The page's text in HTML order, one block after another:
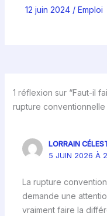
12 juin 2024 / Emploi
1 réflexion sur “Faut-il
rupture conventionnelle
LORRAIN
5 JUIN 2026 À
La rupture
demande une
vraiment faire la